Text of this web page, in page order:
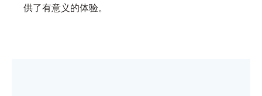
供了有意义的体验。